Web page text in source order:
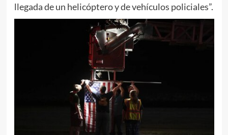
llegada de un helicóptero y de vehículos policiales”.